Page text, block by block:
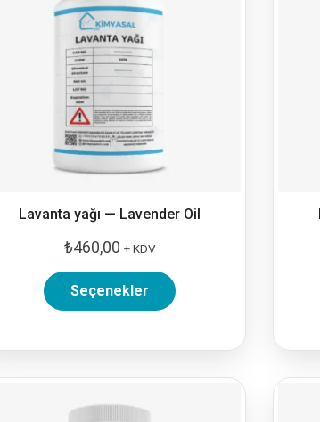
Lavanta yağı — Lavender Oil
₺460,00 + KDV
Seçenekler